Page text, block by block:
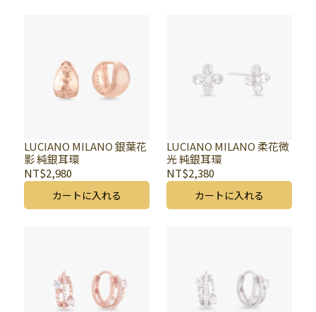
LUCIANO MILANO 銀葉花
影 純銀耳環
NT$2,980
カートに入れる
LUCIANO MILANO 柔花微
光 純銀耳環
NT$2,380
カートに入れる